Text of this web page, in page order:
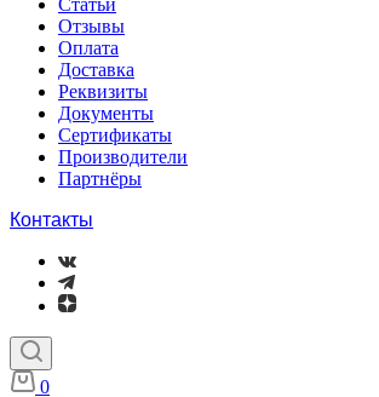
Статьи
Отзывы
Оплата
Доставка
Реквизиты
Документы
Сертификаты
Производители
Партнёры
Контакты
0